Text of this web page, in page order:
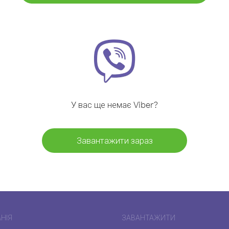
У вас ще немає Viber?
Завантажити зараз
ЗАВАНТАЖИТИ